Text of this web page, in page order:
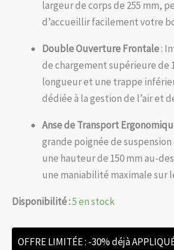
largeur de corps de 255 mm,
d’accueillir facilement votre
Double Ouverture Frontale:
de chargement supérieure de
longueur et une trappe
dédiée à la gestion de l’air et
Anse de Transport
grande poignée de
une hauteur de 150 mm au-
une maniabilité maximale sur
Disponibilité :5 en stock
OFFRE LIMITÉE : -30% déjà